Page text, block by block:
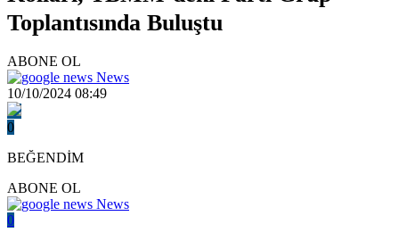
Toplantısında Buluştu
ABONE OL
News
10/10/2024 08:49
0
BEĞENDİM
ABONE OL
News
0